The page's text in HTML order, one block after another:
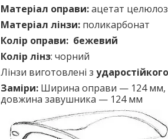
Матеріал оправи:ацетат
Матеріал лінзи: поликарбонат
Колір оправи: бежевий
Колір лінз: чорний
Лінзи виготовлені з ударостійкого
Заміри: Ширина оправи — 124 мм,
довжина завушника — 124 мм